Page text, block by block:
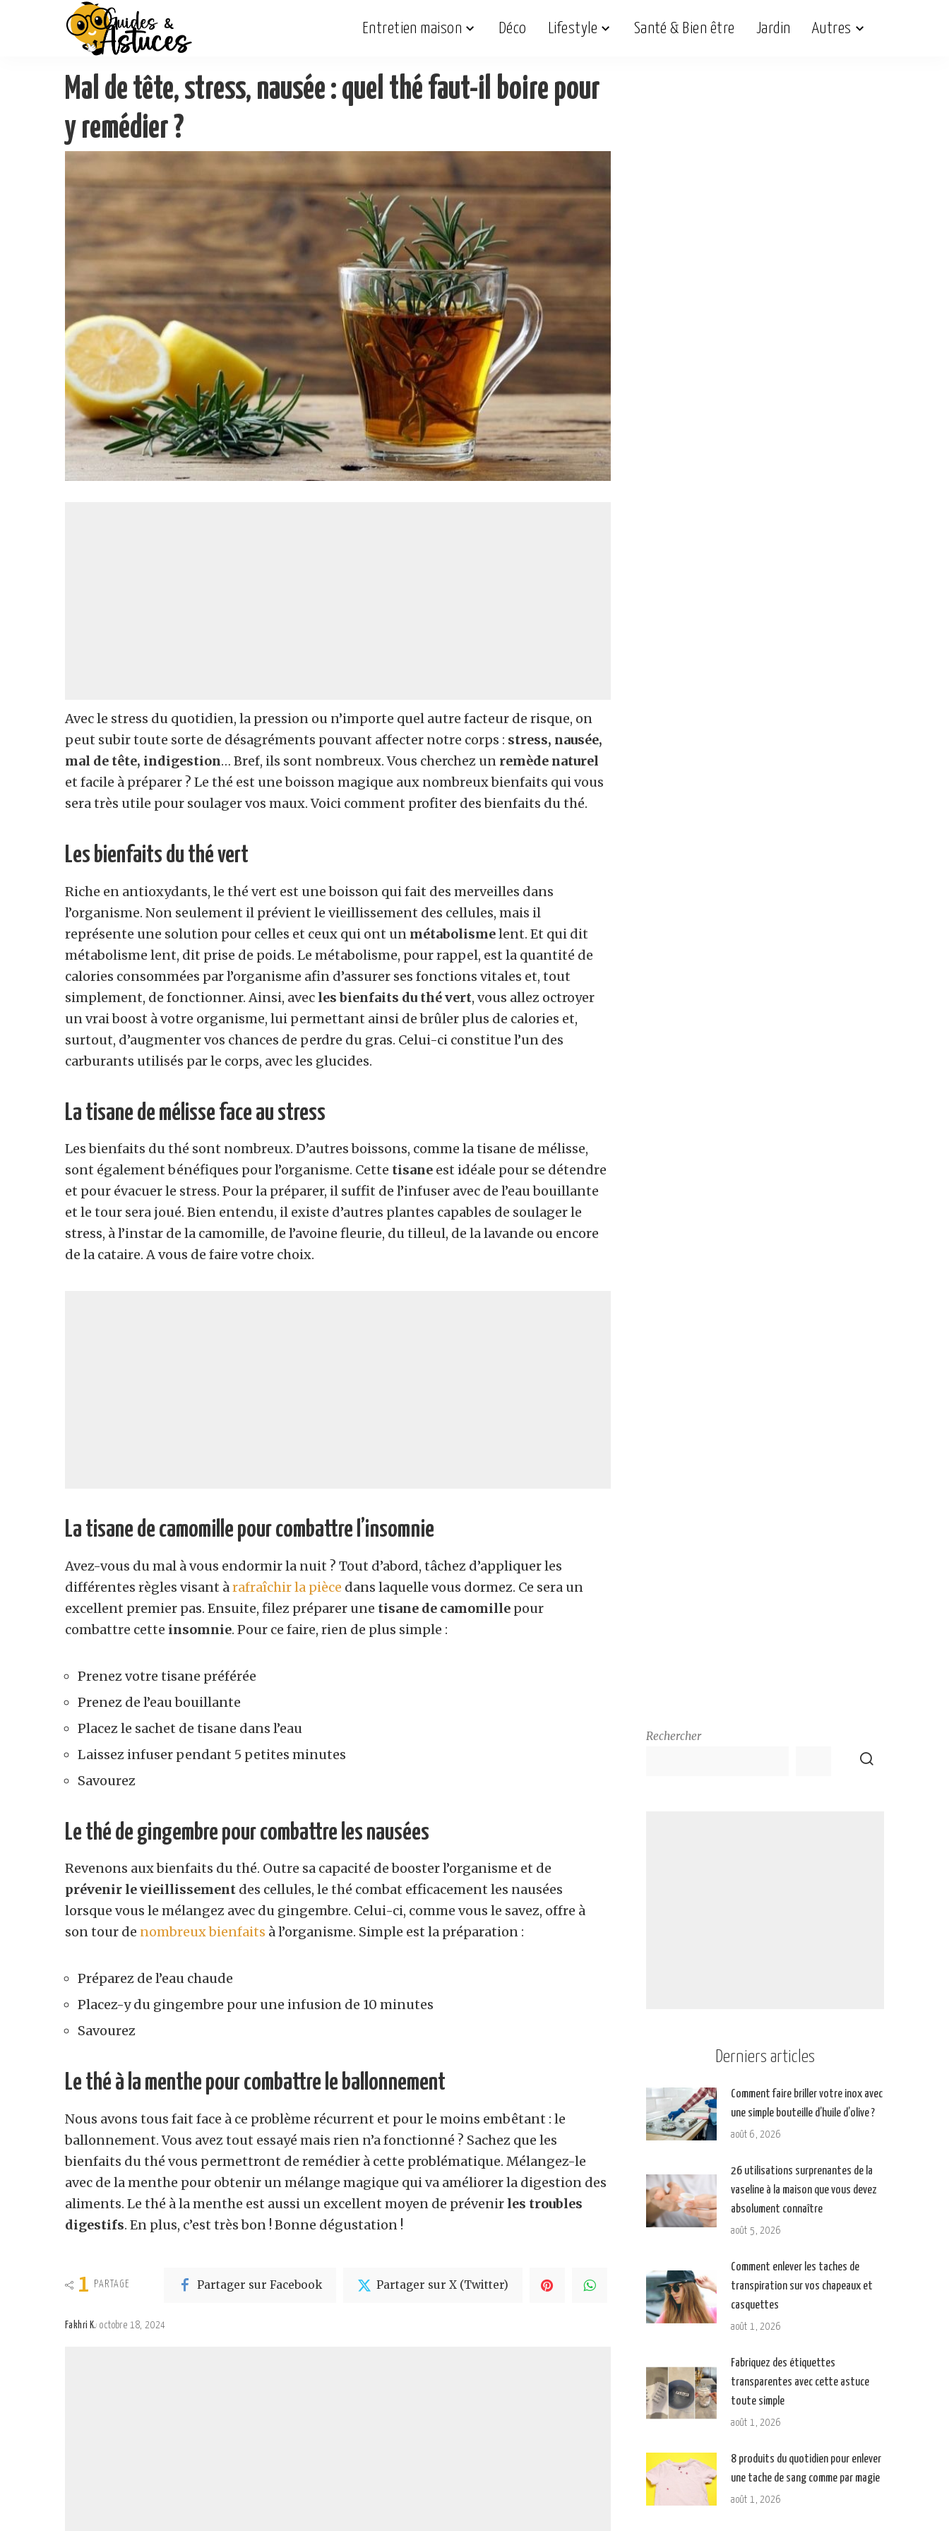
Entretien maison Déco Lifestyle Santé & Bien être Jardin Autres
Mal de tête, stress, nausée : quel thé faut-il boire pour
y remédier ?
Avec le stress du quotidien, la pression ou n’importe quel autre facteur de risque, on
peut subir toute sorte de désagréments pouvant affecter notre corps : stress, nausée,
mal de tête, indigestion… Bref, ils sont nombreux. Vous cherchez un remède naturel
et facile à préparer ? Le thé est une boisson magique aux nombreux bienfaits qui vous
sera très utile pour soulager vos maux. Voici comment profiter des bienfaits du thé.
Les bienfaits du thé vert
Riche en antioxydants, le thé vert est une boisson qui fait des merveilles dans
l’organisme. Non seulement il prévient le vieillissement des cellules, mais il
représente une solution pour celles et ceux qui ont un métabolismelent. Et qui dit
métabolisme lent, dit prise de poids. Le métabolisme, pour rappel, est la quantité de
calories consommées par l’organisme afin d’assurer ses fonctions vitales et, tout
simplement, de fonctionner. Ainsi, avec les bienfaits du thé vert, vous allez octroyer
un vrai boost à votre organisme, lui permettant ainsi de brûler plus de calories et,
surtout, d’augmenter vos chances de perdre du gras. Celui-ci constitue l’un des
carburants utilisés par le corps, avec les glucides.
La tisane de mélisse face au stress
Les bienfaits du thé sont nombreux. D’autres boissons, comme la tisane de mélisse,
sont également bénéfiques pour l’organisme. Cette tisane est idéale pour se détendre
et pour évacuer le stress. Pour la préparer, il suffit de l’infuser avec de l’eau bouillante
et le tour sera joué. Bien entendu, il existe d’autres plantes capables de soulager le
stress, à l’instar de la camomille, de l’avoine fleurie, du tilleul, de la lavande ou encore
de la cataire. A vous de faire votre choix.
La tisane de camomille pour combattre l’insomnie
Avez-vous du mal à vous endormir la nuit ? Tout d’abord, tâchez d’appliquer les
différentes règles visant àrafraîchir la pièce dans laquelle vous dormez. Ce sera un
excellent premier pas. Ensuite, filez préparer une tisane de camomille pour
combattre cette insomnie. Pour ce faire, rien de plus simple :
Prenez votre tisane préférée
Prenez de l’eau bouillante
Placez le sachet de tisane dans l’eau
Laissez infuser pendant 5 petites minutes
Savourez
Le thé de gingembre pour combattre les nausées
Revenons aux bienfaits du thé. Outre sa capacité de booster l’organisme et de
prévenir le vieillissement des cellules, le thé combat efficacement les nausées
lorsque vous le mélangez avec du gingembre. Celui-ci, comme vous le savez, offre à
son tour de nombreux bienfaits à l’organisme. Simple est la préparation :
Préparez de l’eau chaude
Placez-y du gingembre pour une infusion de 10 minutes
Savourez
Le thé à la menthe pour combattre le ballonnement
Nous avons tous fait face à ce problème récurrent et pour le moins embêtant : le
ballonnement. Vous avez tout essayé mais rien n’a fonctionné ? Sachez que les
bienfaits du thé vous permettront de remédier à cette problématique. Mélangez-le
avec de la menthe pour obtenir un mélange magique qui va améliorer la digestion des
aliments. Le thé à la menthe est aussi un excellent moyen de prévenir les troubles
digestifs. En plus, c’est très bon ! Bonne dégustation !
1 PARTAGE Partager sur Facebook Partager sur X (Twitter)
Fakhri K. octobre 18, 2024
Rechercher
Derniers articles
Comment faire briller votre inox avec
une simple bouteille d’huile d’olive ?
août 6, 2026
26 utilisations surprenantes de la
vaseline à la maison que vous devez
absolument connaître
août 5, 2026
Comment enlever les taches de
transpiration sur vos chapeaux et
casquettes
août 1, 2026
Fabriquez des étiquettes
transparentes avec cette astuce
toute simple
août 1, 2026
8 produits du quotidien pour enlever
une tache de sang comme par magie
août 1, 2026